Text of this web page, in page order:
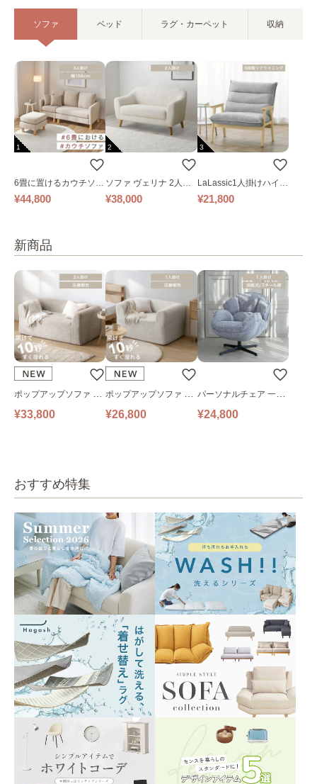
ソファ ベッド ラグ・カーペット 収納
1
6畳に置けるカウチソフ
ァ｜ベージュ
¥44,800
2
ソファ ヴェリナ 2人掛
け
¥38,000
3
LaLassic1人掛けハイバ
ックソファ ワイド
¥21,800
新商品
ポップアップソファ ソ
ファ フロアソファ 幅14
¥33,800
ポップアップソファ ソ
ファ フロアソファ 幅10
¥26,800
パーソナルチェア 一人
掛けソファ O’HANA ソ
¥24,800
おすすめ特集